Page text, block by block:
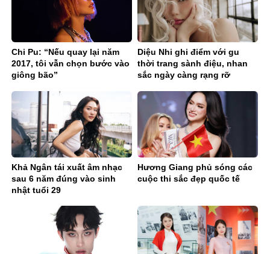
Chi Pu: “Nếu quay lại năm
2017, tôi vẫn chọn bước vào
giông bão”
Diệu Nhi ghi điểm với gu
thời trang sành điệu, nhan
sắc ngày càng rạng rỡ
Khả Ngân tái xuất âm nhạc
sau 6 năm đúng vào sinh
nhật tuổi 29
Hương Giang phủ sóng các
cuộc thi sắc đẹp quốc tế